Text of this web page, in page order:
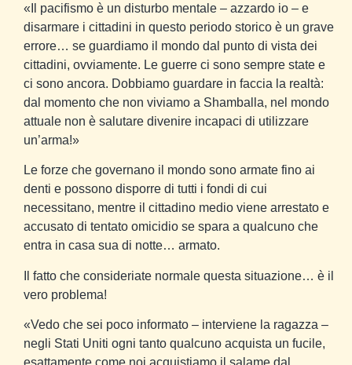
«Il pacifismo è un disturbo mentale – azzardo io – e
disarmare i cittadini in questo periodo storico è un grave
errore… se guardiamo il mondo dal punto di vista dei
cittadini, ovviamente. Le guerre ci sono sempre state e
ci sono ancora. Dobbiamo guardare in faccia la realtà:
dal momento che non viviamo a Shamballa, nel mondo
attuale non è salutare divenire incapaci di utilizzare
un’arma!»
Le forze che governano il mondo sono armate fino ai
denti e possono disporre di tutti i fondi di cui
necessitano, mentre il cittadino medio viene arrestato e
accusato di tentato omicidio se spara a qualcuno che
entra in casa sua di notte… armato.
Il fatto che consideriate normale questa situazione… è il
vero problema!
«Vedo che sei poco informato – interviene la ragazza –
negli Stati Uniti ogni tanto qualcuno acquista un fucile,
esattamente come noi acquistiamo il salame dal